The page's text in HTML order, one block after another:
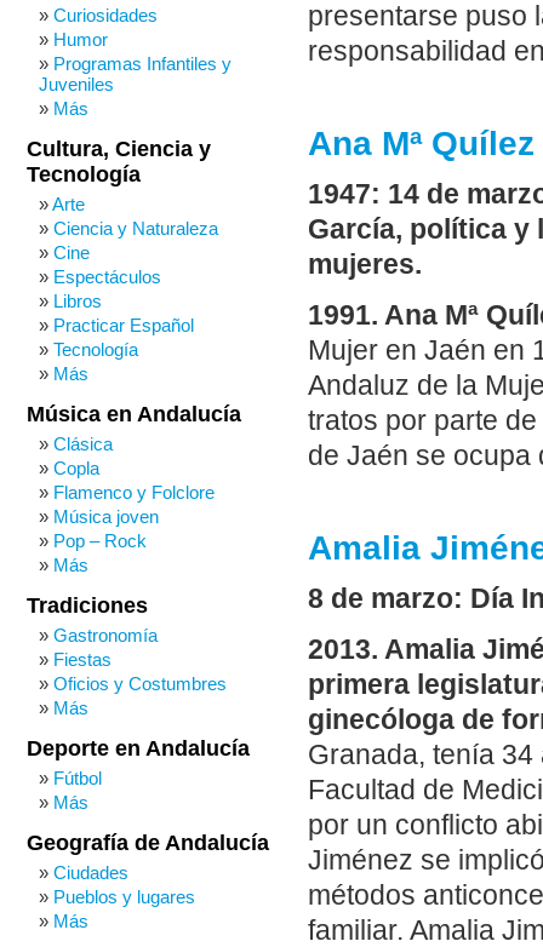
presentarse puso
responsabilidad
Ana Mª
1947: 14 de
García, política y
mujeres.
1991. Ana Mª
Mujer en Jaén en
Andaluz de la
tratos por parte
de Jaén se
Amalia
8 de marzo: Día
2013. Amalia
primera
ginecóloga de
Granada, tenía
Facultad de
por un conflicto
Jiménez se
métodos
familiar. Amalia
Curiosidades
Humor
Programas Infantiles y
Juveniles
Más
Cultura, Ciencia y
Tecnología
Arte
Ciencia y Naturaleza
Cine
Espectáculos
Libros
Practicar Español
Tecnología
Más
Música en Andalucía
Clásica
Copla
Flamenco y Folclore
Música joven
Pop – Rock
Más
Tradiciones
Gastronomía
Fiestas
Oficios y Costumbres
Más
Deporte en Andalucía
Fútbol
Más
Geografía de Andalucía
Ciudades
Pueblos y lugares
Más